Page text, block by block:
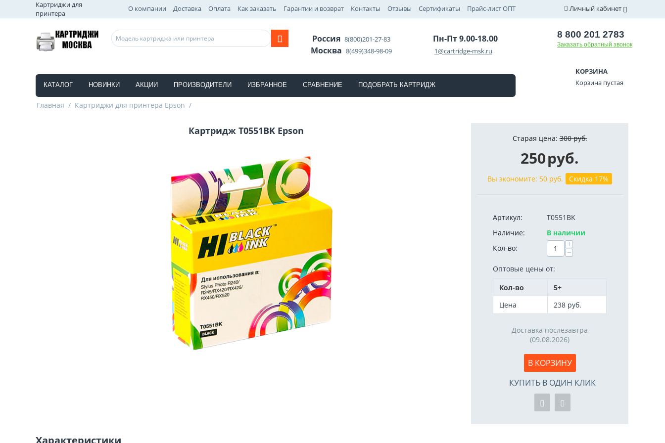
Картриджи для
принтера
О компании Доставка Оплата Как заказать Гарантии и возврат Контакты Отзывы Сертификаты Прайс-лист ОПТ Личный кабинет
Россия8(800)201-27-83
Москва8(499)348-98-09
Пн-Пт 9.00-18.00
1@cartridge-msk.ru
8 800 201 2783
Заказать обратный звонок
КАТАЛОГ НОВИНКИ АКЦИИ ПРОИЗВОДИТЕЛИ ИЗБРАННОЕ СРАВНЕНИЕ ПОДОБРАТЬ КАРТРИДЖ
КОРЗИНА
Корзина пустая
Главная / Картриджи для принтера Epson /
Картридж T0551BK Epson
Старая цена: 300 руб.
250руб.
Вы экономите: 50 руб. Скидка 17%
Артикул:
T0551BK
Наличие:
В наличии
Кол-во:
+
−
Оптовые цены от:
Кол-во
5+
Цена
238 руб.
Доставка послезавтра
(09.08.2026)
В КОРЗИНУ
КУПИТЬ В ОДИН КЛИК
Характеристики